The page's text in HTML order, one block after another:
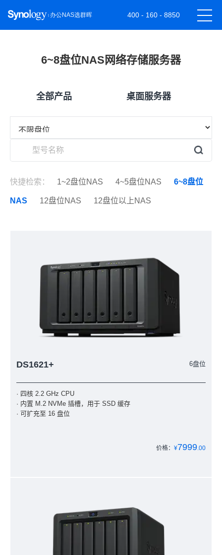
400 - 160 - 8850
6~8盘位NAS网络存储服务器
全部产品 桌面服务器
快捷检索： 1~2盘位NAS 4~5盘位NAS 6~8盘位
NAS 12盘位NAS 12盘位以上NAS
DS1621+ 6盘位
· 四核 2.2 GHz CPU
· 内置 M.2 NVMe 插槽，用于 SSD 缓存
· 可扩充至 16 盘位
价格： ¥7999.00